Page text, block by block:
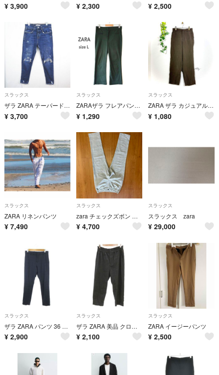
¥ 3,900 ¥ 2,300 ¥ 2,500
スラックス
ザラ ZARA テーパード デニム 5P パンツ ストレッチ 38 ブルー
¥ 3,700
スラックス
ZARAザラ フレアパンツ スラックス モスグリーン 深緑 美脚パンツ L
¥ 1,290
スラックス
ZARA ザラ カジュアルパンツ(M相当)ブラウン イージー ストレート
¥ 1,080
スラックス
ZARA リネンパンツ
¥ 7,490
スラックス
zara チェックズボン メンズ 32
¥ 4,700
スラックス
スラックス zara
¥ 29,000
スラックス
ザラ ZARA パンツ 36 紺 ネイビー 無地 フルレングス チェック柄
¥ 2,900
スラックス
ザラ ZARA 美品 クロップドパンツ スラックス L チャコールグレー
¥ 2,100
スラックス
ZARA イージーパンツ
¥ 2,500